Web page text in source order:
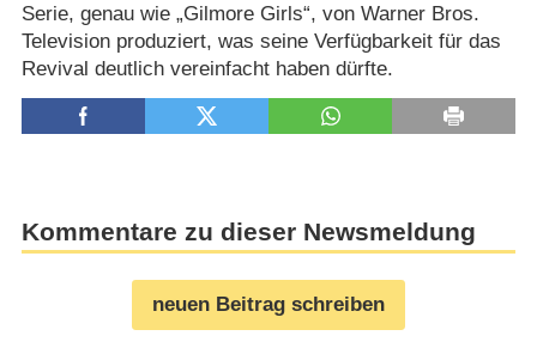
Serie, genau wie „Gilmore Girls“, von Warner Bros.
Television produziert, was seine Verfügbarkeit für das
Revival deutlich vereinfacht haben dürfte.
Kommentare zu dieser Newsmeldung
neuen Beitrag schreiben